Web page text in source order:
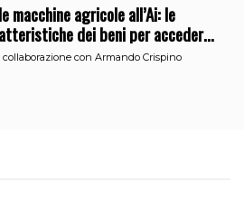
macchine agricole all’Ai: le
dei beni per accedere
collaborazione con Armando Crispino